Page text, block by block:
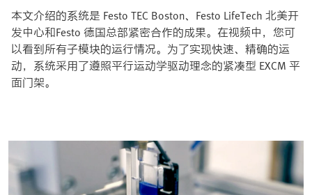
本文介绍的系统是 Festo TEC Boston、Festo LifeTech 北美开
发中心和Festo 德国总部紧密合作的成果。在视频中，您可
以看到所有子模块的运行情况。为了实现快速、精确的运
动，系统采用了遵照平行运动学驱动理念的紧凑型 EXCM 平
面门架。